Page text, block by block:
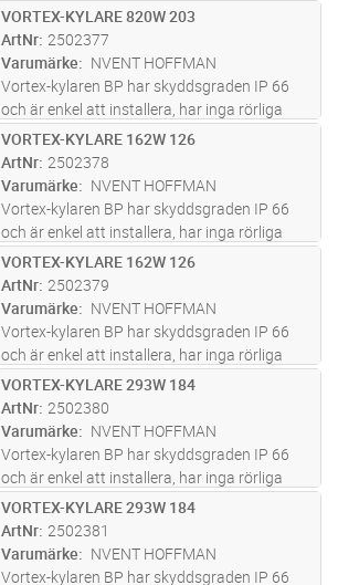
delar och är underhållsfri. Förutom
nedkylningsfunktionen minskar den även den
relativa luftfuktigheten i skåpet...läs mer
ST Lägg i kundvagn
VORTEX-KYLARE 820W 203
ArtNr 2502377
Varumärke
NVENT HOFFMAN
Vortex-kylaren BP har skyddsgraden IP 66
och är enkel att installera, har inga rörliga
delar och är underhållsfri. Förutom
nedkylningsfunktionen minskar den även den
relativa luftfuktigheten i skåpet...läs mer
ST Lägg i kundvagn
VORTEX-KYLARE 162W 126
ArtNr 2502378
Varumärke
NVENT HOFFMAN
Vortex-kylaren BP har skyddsgraden IP 66
och är enkel att installera, har inga rörliga
delar och är underhållsfri. Förutom
nedkylningsfunktionen minskar den även den
relativa luftfuktigheten i skåpet...läs mer
ST Lägg i kundvagn
VORTEX-KYLARE 162W 126
ArtNr 2502379
Varumärke
NVENT HOFFMAN
Vortex-kylaren BP har skyddsgraden IP 66
och är enkel att installera, har inga rörliga
delar och är underhållsfri. Förutom
nedkylningsfunktionen minskar den även den
relativa luftfuktigheten i skåpet...läs mer
ST Lägg i kundvagn
VORTEX-KYLARE 293W 184
ArtNr 2502380
Varumärke
NVENT HOFFMAN
Vortex-kylaren BP har skyddsgraden IP 66
och är enkel att installera, har inga rörliga
delar och är underhållsfri. Förutom
nedkylningsfunktionen minskar den även den
relativa luftfuktigheten i skåpet...läs mer
ST Lägg i kundvagn
VORTEX-KYLARE 293W 184
ArtNr 2502381
Varumärke
NVENT HOFFMAN
Vortex-kylaren BP har skyddsgraden IP 66